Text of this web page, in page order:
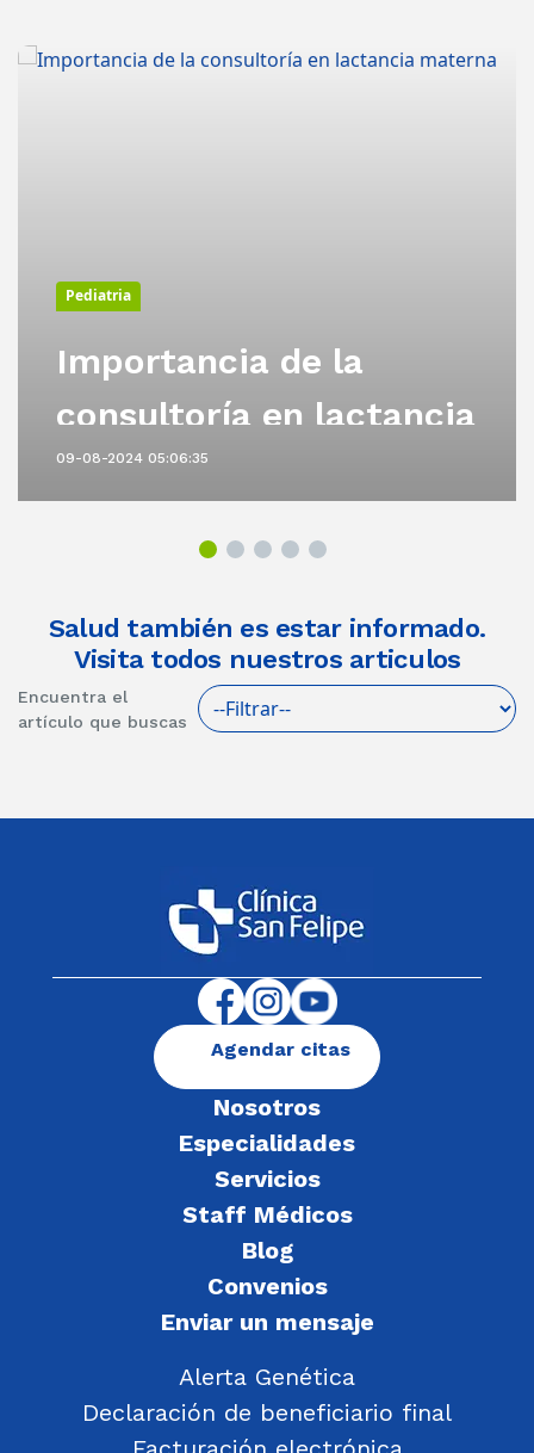
Pediatria
Importancia de la
consultoría en lactancia
materna
09-08-2024 05:06:35
Salud también es estar informado.
Visita todos nuestros articulos
Encuentra el
artículo que buscas
Nosotros
Especialidades
Servicios
Staff Médicos
Blog
Convenios
Enviar un mensaje
Alerta Genética
Declaración de beneficiario final
Agendar citas